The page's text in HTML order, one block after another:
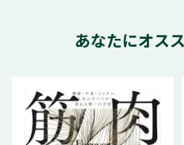
あなたにオス